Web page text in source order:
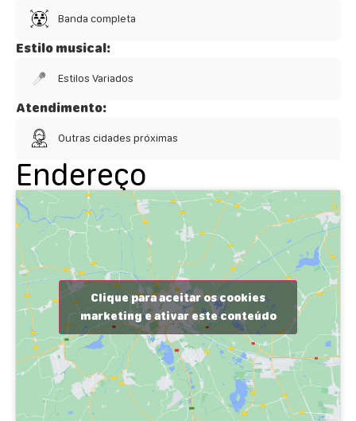
Banda completa
Estilo musical:
Estilos Variados
Atendimento:
Outras cidades próximas
Endereço
Clique para aceitar os cookies
marketing e ativar este conteúdo